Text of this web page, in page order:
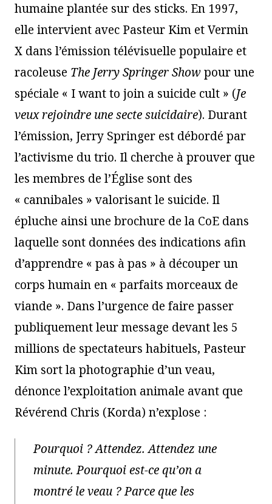
humaine plantée sur des sticks. En 1997,
elle intervient avec Pasteur Kim et Vermin
X dans l’émission télévisuelle populaire et
racoleuse The Jerry Springer Showpour une
spéciale « I want to join a suicide cult » (Je
veux rejoindre une secte suicidaire). Durant
l’émission, Jerry Springer est débordé par
l’activisme du trio. Il cherche à prouver que
les membres de l’Église sont des
« cannibales » valorisant le suicide. Il
épluche ainsi une brochure de la CoE dans
laquelle sont données des indications afin
d’apprendre « pas à pas » à découper un
corps humain en « parfaits morceaux de
viande ». Dans l’urgence de faire passer
publiquement leur message devant les 5
millions de spectateurs habituels, Pasteur
Kim sort la photographie d’un veau,
dénonce l’exploitation animale avant que
Révérend Chris (Korda) n’explose :
Pourquoi ? Attendez. Attendez une
minute. Pourquoi est-ce qu’on a
montré le veau ? Parce que les